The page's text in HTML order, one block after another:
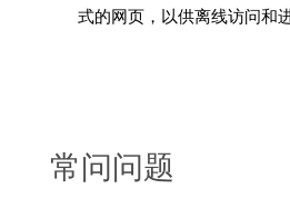
式的网页，以供离线访问和
常问问题